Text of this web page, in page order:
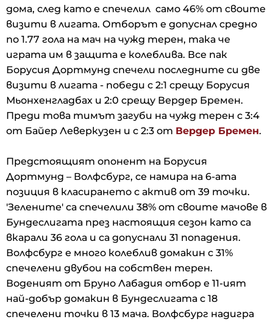
дома, след като е спечелил само 46% от своите
визити в лигата. Отборът е допуснал средно
по 1.77 гола на мач на чужд терен, така че
играта им в защита е колеблива. Все пак
Борусия Дортмунд спечели последните си две
визити в лигата - победи с 2:1 срещу Борусия
Мьонхенгладбах и 2:0 срещу Вердер Бремен.
Преди това тимът загуби на чужд терен с 3:4
от Байер Леверкузен и с 2:3 от Вердер Бремен.
Предстоящият опонент на Борусия
Дортмунд – Волфсбург, се намира на 6-ата
позиция в класирането с актив от 39 точки.
'Зелените' са спечелили 38% от своите мачове в
Бундеслигата през настоящия сезон като са
вкарали 36 гола и са допуснали 31 попадения.
Волфсбург е много колеблив домакин с 31%
спечелени двубои на собствен терен.
Воденият от Бруно Лабадия отбор е 11-ият
най-добър домакин в Бундеслигата с 18
спечелени точки в 13 мача. Волфсбург надигра